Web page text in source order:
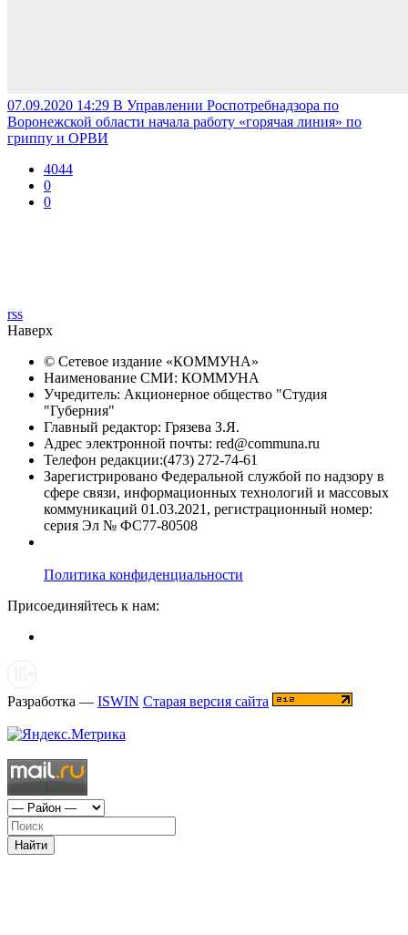
07.09.2020 14:29 В Управлении Роспотребнадзора по
Воронежской области начала работу «горячая линия» по
гриппу и ОРВИ
4044
0
0
rss
Наверх
© Сетевое издание «КОММУНА»
Наименование СМИ: КОММУНА
Учредитель: Акционерное общество "Студия
"Губерния"
Главный редактор: Грязева З.Я.
Адрес электронной почты: red@communa.ru
Телефон редакции:(473) 272-74-61
Зарегистрировано Федеральной службой по надзору в
сфере связи, информационных технологий и массовых
коммуникаций 01.03.2021, регистрационный номер:
серия Эл № ФС77-80508
Политика конфиденциальности
Присоединяйтесь к нам:
Разработка — ISWIN Старая версия сайта
Найти